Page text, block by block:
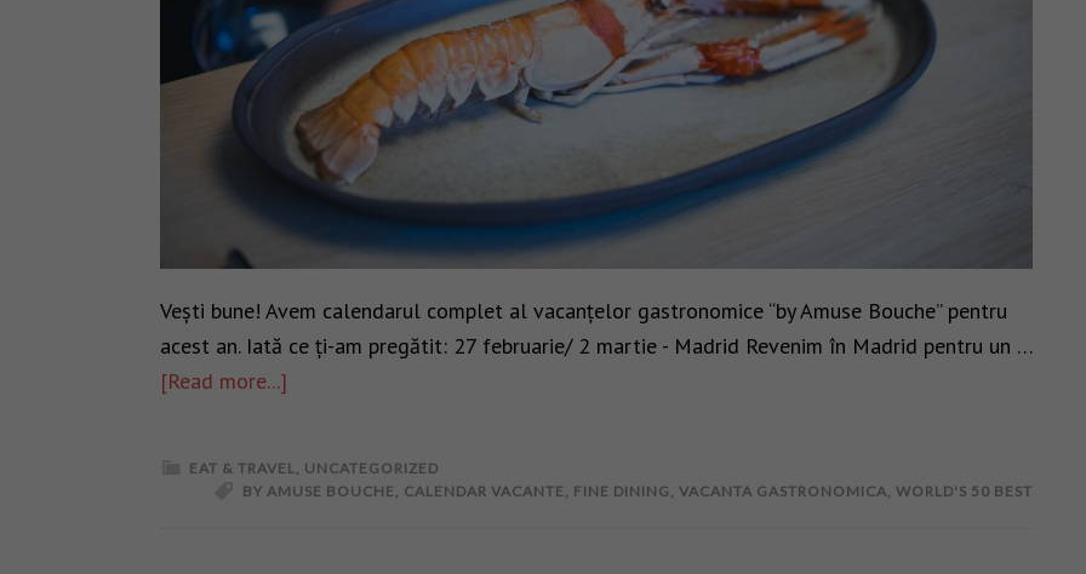
Vești bune! Avem calendarul complet al vacanțelor gastronomice “by Amuse Bouche” pentru
acest an. Iată ce ți-am pregătit: 27 februarie/ 2 martie - Madrid Revenim în Madrid pentru un …
[Read more...]
EAT & TRAVEL, UNCATEGORIZED
BY AMUSE BOUCHE, CALENDAR VACANTE, FINE DINING , VACANTA GASTRONOMICA, WORLD'S 50 BEST